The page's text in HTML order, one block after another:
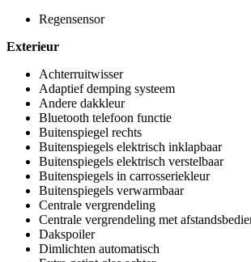
Regensensor
Exterieur
Achterruitwisser
Adaptief demping systeem
Andere dakkleur
Bluetooth telefoon functie
Buitenspiegel rechts
Buitenspiegels elektrisch inklapbaar
Buitenspiegels elektrisch verstelbaar
Buitenspiegels in carrosseriekleur
Buitenspiegels verwarmbaar
Centrale vergrendeling
Centrale vergrendeling met
Dakspoiler
Dimlichten automatisch